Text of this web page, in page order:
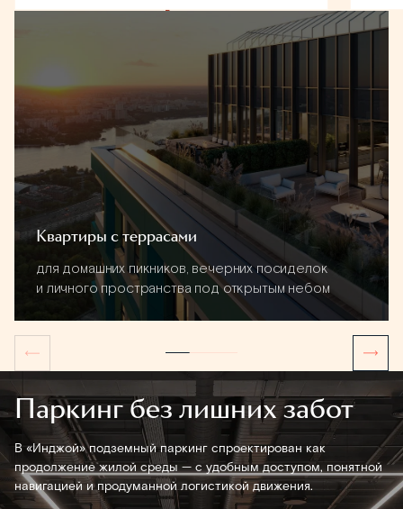
Квартиры с террасами
для домашних пикников, вечерних посиделок
и личного пространства под открытым небом
Паркинг без лишних забот
В «Инджой» подземный паркинг спроектирован как
продолжение жилой среды — с удобным доступом, понятной
навигацией и продуманной логистикой движения.